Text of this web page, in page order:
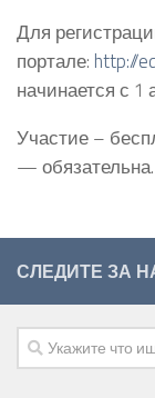
Для
портале: http://
начинается с 1
Участие –
— обязательна.
СЛЕДИТЕ ЗА